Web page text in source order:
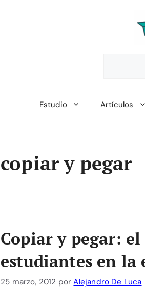
Estudio Artículos
copiar y pegar
Copiar y pegar:
estudiantes en la
25 marzo, 2012 porAlejandro De Luca